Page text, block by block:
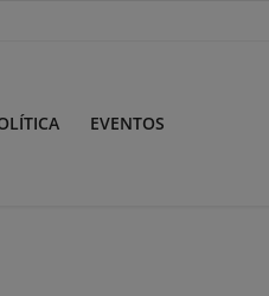
EVENTOS